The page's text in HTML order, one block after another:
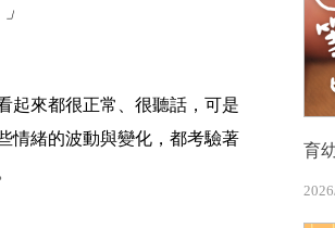
起來都很正常、很聽話，可是
情緒的波動與變化，都考驗著
育